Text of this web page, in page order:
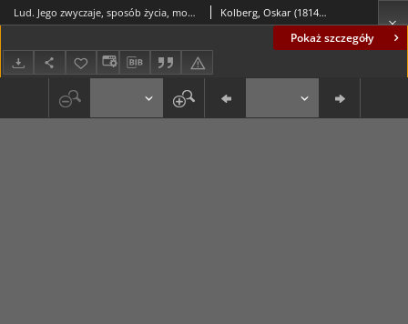
Pokaż szczegóły
Lud. Jego zwyczaje, sposób życia, mowa, podania, przysłowia, obrzędy, gusła, zabawy, pieśni, muzyka i tańce. Serya XVIII. Kieleckie. Część pierwsza Kolberg, Oskar (1814-1890)